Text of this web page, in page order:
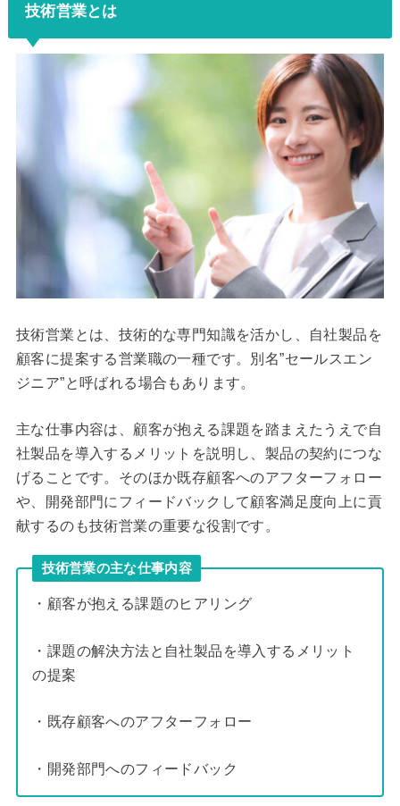
技術営業とは
技術営業とは、技術的な専門知識を活かし、自社製品を
顧客に提案する営業職の一種です。別名”セールスエン
ジニア”と呼ばれる場合もあります。
主な仕事内容は、顧客が抱える課題を踏まえたうえで自
社製品を導入するメリットを説明し、製品の契約につな
げることです。そのほか既存顧客へのアフターフォロー
や、開発部門にフィードバックして顧客満足度向上に貢
献するのも技術営業の重要な役割です。
技術営業の主な仕事内容
・顧客が抱える課題のヒアリング
・課題の解決方法と自社製品を導入するメリット
の提案
・既存顧客へのアフターフォロー
・開発部門へのフィードバック